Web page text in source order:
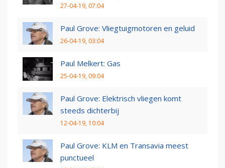
27-04-19, 07:04
Paul Grove: Vliegtuigmotoren en geluid
26-04-19, 03:04
Paul Melkert: Gas
25-04-19, 09:04
Paul Grove: Elektrisch vliegen komt
steeds dichterbij
12-04-19, 10:04
Paul Grove: KLM en Transavia meest
punctueel